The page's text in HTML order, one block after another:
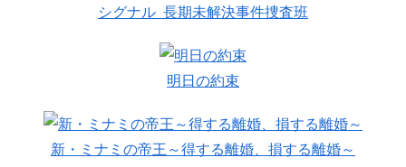
シグナル 長期未解決事件捜査班
明日の約束
新・ミナミの帝王～得する離婚、損する離婚～